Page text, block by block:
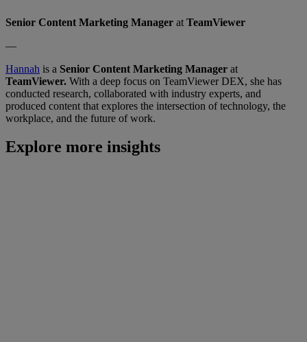
Senior Content Marketing Manager at TeamViewer
—
Hannah is a Senior Content Marketing Manager at
TeamViewer. With a deep focus on TeamViewer DEX, she has
conducted research, collaborated with industry experts, and
produced content that explores the intersection of technology, the
workplace, and the future of work.
Explore more insights